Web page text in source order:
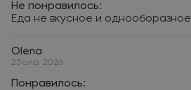
Не понравилось:
Еда не вкусное и однооборазное
Olena
23 апр. 2026
Понравилось: